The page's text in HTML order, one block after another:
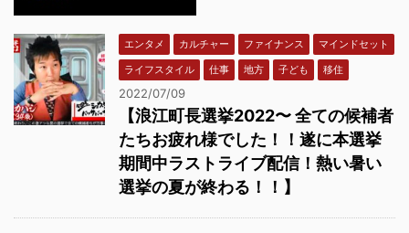
エンタメ カルチャー ファイナンス
マインドセット
ライフスタイル
仕事 地方 子ども 移住
2022/07/09
【浪江町長選挙2022〜 全ての候補者
たちお疲れ様でした！！遂に本選挙
期間中ラストライブ配信！熱い暑い
選挙の夏が終わる！！】